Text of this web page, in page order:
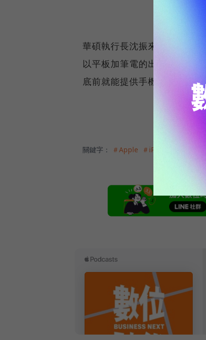
華碩執行長沈振來日前在法
以平板加筆電的出貨量，華
底前就能提供手機出貨目標
關鍵字： ＃Apple ＃iPhone